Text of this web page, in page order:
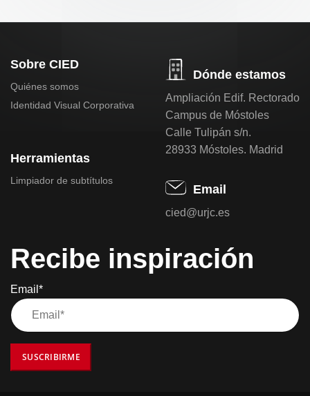
Sobre CIED
Quiénes somos
Identidad Visual Corporativa
Herramientas
Limpiador de subtítulos
Dónde estamos
Ampliación Edif. Rectorado
Campus de Móstoles
Calle Tulipán s/n.
28933 Móstoles. Madrid
Email
cied@urjc.es
Recibe inspiración
Email*
SUSCRIBIRME